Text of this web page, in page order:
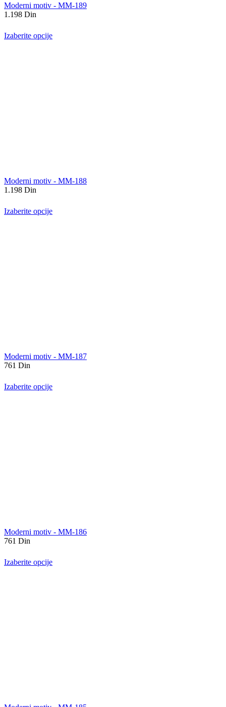
Moderni motiv - MM-189
1.198 Din
Izaberite opcije
Moderni motiv - MM-188
1.198 Din
Izaberite opcije
Moderni motiv - MM-187
761 Din
Izaberite opcije
Moderni motiv - MM-186
761 Din
Izaberite opcije